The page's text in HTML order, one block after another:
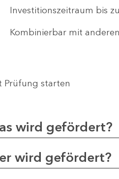
Investitionszeitraum bis
Kombinierbar mit
Prüfung starten
wird gefördert?
wird gefördert?